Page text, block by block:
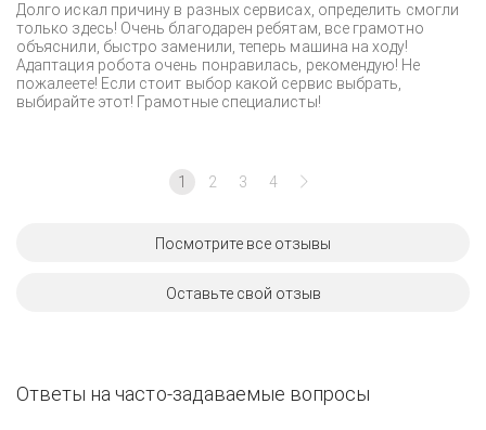
Долго искал причину в разных сервисах, определить смогли
только здесь! Очень благодарен ребятам, все грамотно
объяснили, быстро заменили, теперь машина на ходу!
Адаптация робота очень понравилась, рекомендую! Не
пожалеете! Если стоит выбор какой сервис выбрать,
выбирайте этот! Грамотные специалисты!
1 2 3 4
Посмотрите все отзывы
Оставьте свой отзыв
Ответы на часто-задаваемые вопросы